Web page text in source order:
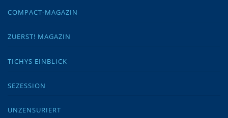
COMPACT-MAGAZIN
ZUERST! MAGAZIN
TICHYS EINBLICK
SEZESSION
UNZENSURIERT